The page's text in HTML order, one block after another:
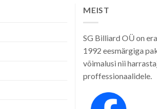
MEIST
SG Billiard OÜ on
1992 eesmärgiga
võimalusi nii
proffessionaalidele.